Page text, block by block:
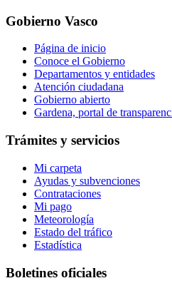
Gobierno Vasco
Página de inicio
Conoce el Gobierno
Departamentos y entidades
Atención ciudadana
Gobierno abierto
Gardena, portal de
Trámites y servicios
Mi carpeta
Ayudas y subvenciones
Contrataciones
Mi pago
Meteorología
Estado del tráfico
Estadística
Boletines oficiales